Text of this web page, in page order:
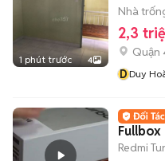
1 phút trước 4
Nhà
2,3
Quận
DDuy
Redmi